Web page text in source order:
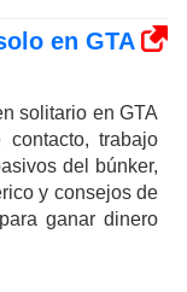
en GTA
solitario en GTA
trabajo
del búnker,
y consejos de
ganar dinero